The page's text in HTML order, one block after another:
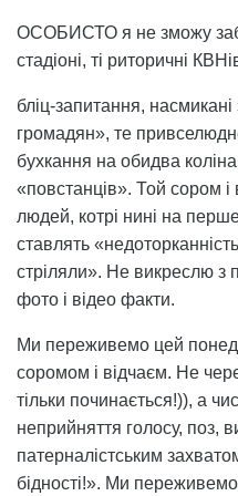
ОСОБИСТО я не зможу
стадіоні, ті риторичні
бліц-запитання, насмикані
громадян», те
бухкання на обидва
«повстанців». Той сором і
людей, котрі нині на
ставлять
стріляли». Не викреслю з
фото і відео факти.
Ми переживемо цей
соромом і відчаєм. Не
тільки починається!)), а
неприйняття голосу, поз,
патерналістським
бідності!». Ми